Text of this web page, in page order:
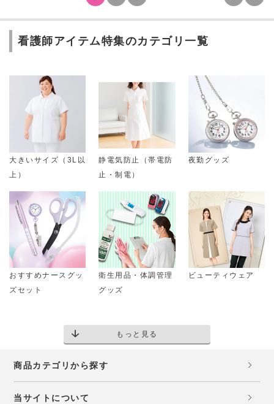
看護師アイテム特集のカテゴリ一覧
大きいサイズ（3L以
上）
静電気防止（帯電防
止・制電）
夜勤グッズ
おすすめナースグッ
ズセット
衛生用品・体調管理
グッズ
ビューティウェア
もっと見る
商品カテゴリから探す
当サイトについて